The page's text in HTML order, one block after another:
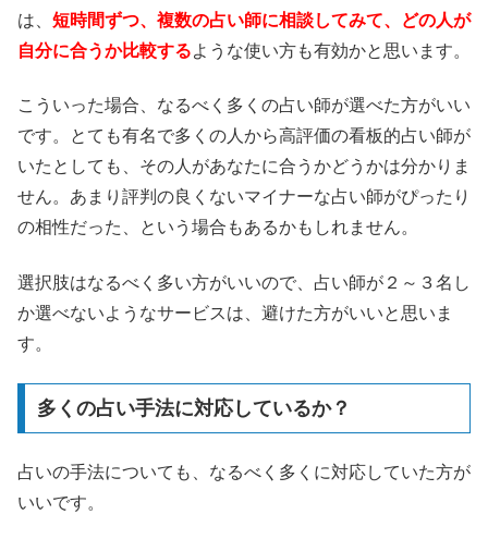
は、 短時間ずつ、複数の占い師に相談してみて、どの人が
自分に合うか比較するような使い方も有効かと思います。
こういった場合、なるべく多くの占い師が選べた方がいい
です。とても有名で多くの人から高評価の看板的占い師が
いたとしても、その人があなたに合うかどうかは分かりま
せん。あまり評判の良くないマイナーな占い師がぴったり
の相性だった、という場合もあるかもしれません。
選択肢はなるべく多い方がいいので、占い師が２～３名し
か選べないようなサービスは、避けた方がいいと思いま
す。
多くの占い手法に対応しているか？
占いの手法についても、なるべく多くに対応していた方が
いいです。